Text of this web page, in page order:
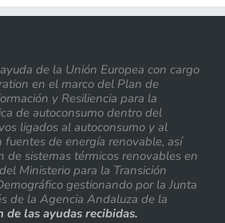
de la Unión Europea con cargo
en el marco del Plan de
y Resiliencia para la
de autoconsumo dentro del
ligados al autoconsumo y al
de energía renovable, así
de sistemas térmicos renovables en
Ministerio para la Transición
gestionando por la Junta
de la Agencia Andaluza de la
de las ayudas recibidas.